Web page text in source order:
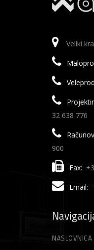
Veliki
32 638 776
900
Fax:
Email:
NASLOVNICA